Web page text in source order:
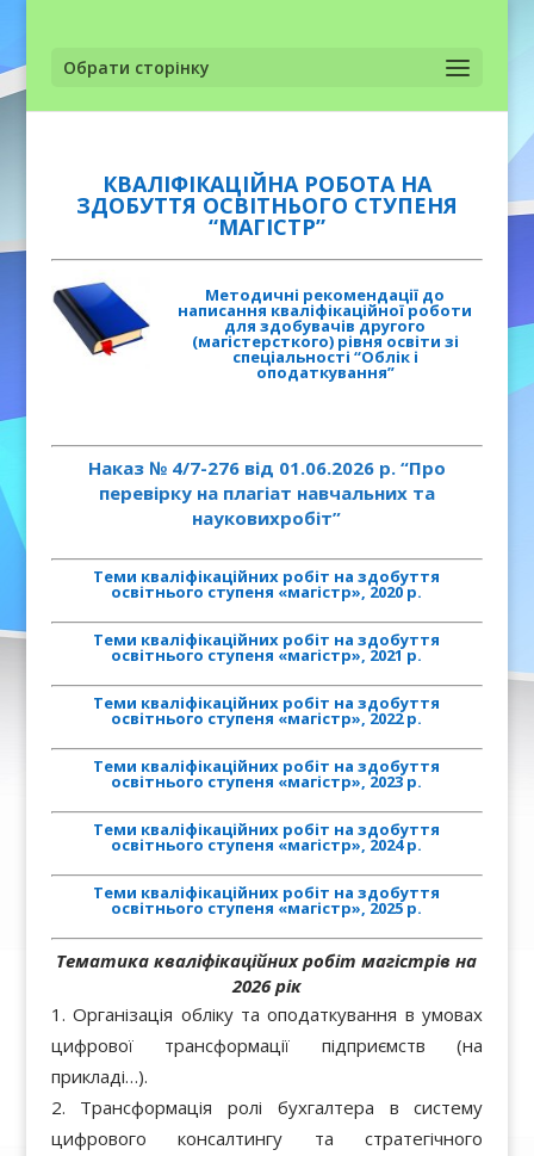
Обрати сторінку
КВАЛІФІКАЦІЙНА РОБОТА НА
ЗДОБУТТЯ ОСВІТНЬОГО СТУПЕНЯ
“МАГІСТР”
Методичні рекомендації до
написання кваліфікаційної роботи
для здобувачів другого
(магістерсткого) рівня освіти зі
спеціальності “Облік і
оподаткування”
Наказ № 4/7-276 від 01.06.2026 р. “Про
перевірку на плагіат навчальних та
науковихробіт”
Теми кваліфікаційних робіт на здобуття
освітнього ступеня «магістр», 2020 р.
Теми кваліфікаційних робіт на здобуття
освітнього ступеня «магістр», 2021 р.
Теми кваліфікаційних робіт на здобуття
освітнього ступеня «магістр», 2022 р.
Теми кваліфікаційних робіт на здобуття
освітнього ступеня «магістр», 2023 р.
Теми кваліфікаційних робіт на здобуття
освітнього ступеня «магістр», 2024 р.
Теми кваліфікаційних робіт на здобуття
освітнього ступеня «магістр», 2025 р.
Тематика кваліфікаційних робіт магістрів на
2026 рік
Організація обліку та оподаткування в умовах
цифрової трансформації підприємств (на
прикладі…).
Трансформація ролі бухгалтера в систему
цифрового консалтингу та стратегічного